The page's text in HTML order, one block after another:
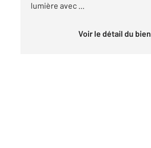
lumière avec ...
Voir le détail du bien